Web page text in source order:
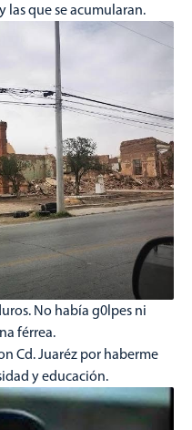
las que se acumularan.
No había g0lpes ni
férrea.
Cd. Juaréz por haberme
y educación.